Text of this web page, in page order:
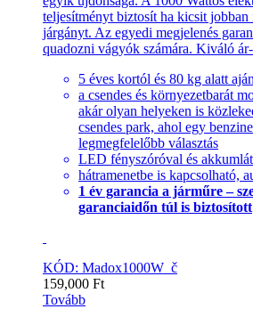
teljesítményt biztosít ha kicsit jobban
járgányt. Az egyedi megjelenés
quadozni vágyók számára. Kiváló
5 éves kortól és 80 kg alatt
a csendes és környezetbarát
akár olyan helyeken is
csendes park, ahol egy
legmegfelelőbb választás
LED fényszóróval és
hátramenetbe is kapcsolható,
1 év garancia a járműre –
garanciaidőn túl is biztosított
KÓD: Madox1000W_č
159,000 Ft
Tovább